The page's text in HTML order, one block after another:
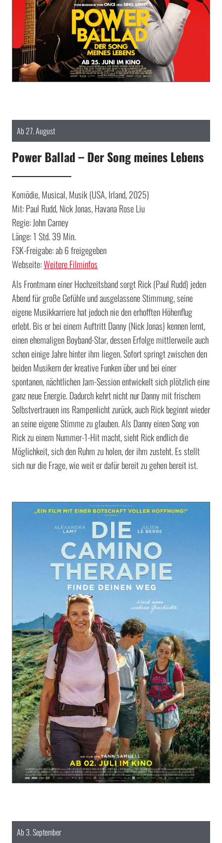
Ab 27. August
Power Ballad – Der Song meines Lebens
Komödie, Musical, Musik (USA, Irland, 2025)
Mit: Paul Rudd, Nick Jonas, Havana Rose Liu
Regie: John Carney
Länge: 1 Std. 39 Min.
FSK-Freigabe: ab 6 freigegeben
Webseite:Weitere Filminfos
Als Frontmann einer Hochzeitsband sorgt Rick (Paul Rudd) jeden
Abend für große Gefühle und ausgelassene Stimmung, seine
eigene Musikkarriere hat jedoch nie den erhofften Höhenflug
erlebt. Bis er bei einem Auftritt Danny (Nick Jonas) kennen lernt,
einen ehemaligen Boyband-Star, dessen Erfolge mittlerweile auch
schon einige Jahre hinter ihm liegen. Sofort springt zwischen den
beiden Musikern der kreative Funken über und bei einer
spontanen, nächtlichen Jam-Session entwickelt sich plötzlich eine
ganz neue Energie. Dadurch kehrt nicht nur Danny mit frischem
Selbstvertrauen ins Rampenlicht zurück, auch Rick beginnt wieder
an seine eigene Stimme zu glauben. Als Danny einen Song von
Rick zu einem Nummer-1-Hit macht, sieht Rick endlich die
Möglichkeit, sich den Ruhm zu holen, der ihm zusteht. Es stellt
sich nur die Frage, wie weit er dafür bereit zu gehen bereit ist.
Ab 3. September